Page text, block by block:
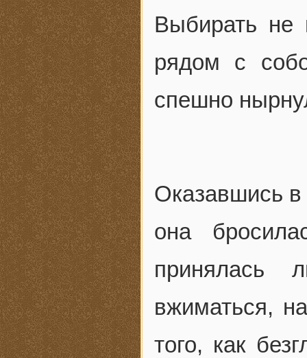
Выбирать не
рядом с
спешно
Оказавшись
она
принялась
вжиматься,
того, как